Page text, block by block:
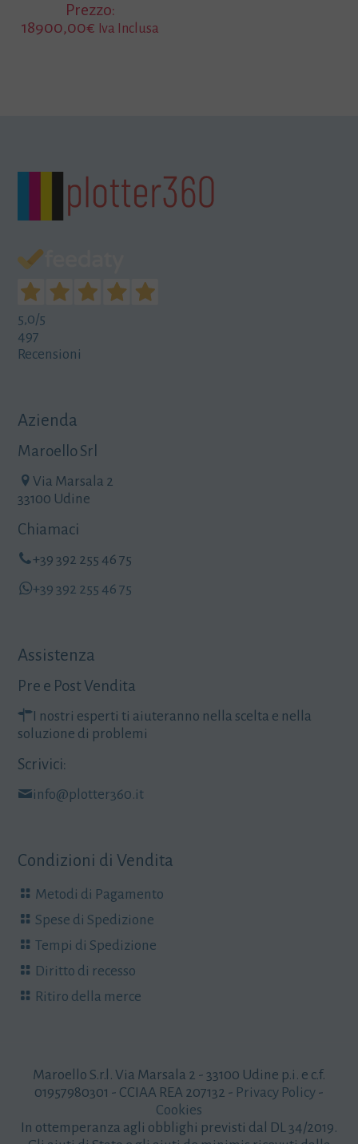
Prezzo:
18900,00€ Iva Inclusa
5,0/5
497
Recensioni
Azienda
Maroello Srl
Via Marsala 2
33100 Udine
Chiamaci
+39 392 255 46 75
+39 392 255 46 75
Assistenza
Pre e Post Vendita
I nostri esperti ti aiuteranno nella scelta e nella
soluzione di problemi
Scrivici:
info@plotter360.it
Condizioni di Vendita
Metodi di Pagamento
Spese di Spedizione
Tempi di Spedizione
Diritto di recesso
Ritiro della merce
Maroello S.r.l. Via Marsala 2 - 33100 Udine p.i. e c.f.
01957980301 - CCIAA REA 207132 - Privacy Policy -
Cookies
In ottemperanza agli obblighi previsti dal DL 34/2019.